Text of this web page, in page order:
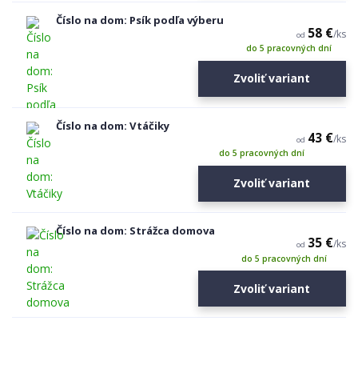
Číslo na dom: Psík podľa výberu
od 58 €/ks
do 5 pracovných dní
Zvoliť variant
Číslo na dom: Vtáčiky
od 43 €/ks
do 5 pracovných dní
Zvoliť variant
Číslo na dom: Strážca domova
od 35 €/ks
do 5 pracovných dní
Zvoliť variant